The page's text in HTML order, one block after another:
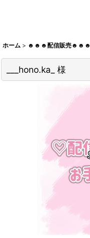
ホーム > ☻☻☻配信販売☻☻☻
___hono.ka_ 様